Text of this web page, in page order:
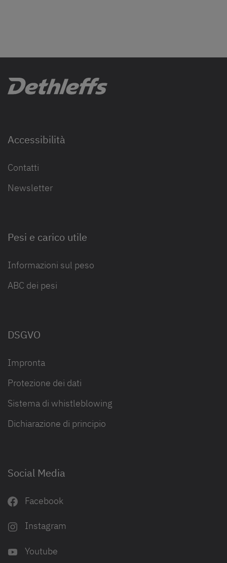
Accessibilità
Contatti
Newsletter
Pesi e carico utile
Informazioni sul peso
ABC dei pesi
DSGVO
Impronta
Protezione dei dati
Sistema di whistleblowing
Dichiarazione di principio
Social Media
Facebook
Instagram
Youtube